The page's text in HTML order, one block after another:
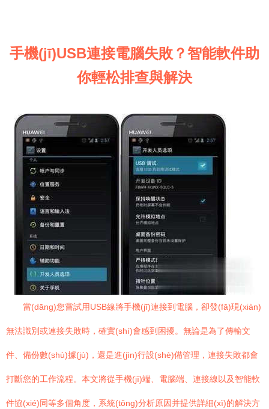
手機(jī)USB連接電腦失敗？智能軟件助
你輕松排查與解決
當(dāng)您嘗試用USB線將手機(jī)連接到電腦，卻發(fā)現(xiàn)
無法識別或連接失敗時，確實(shí)會感到困擾。無論是為了傳輸文
件、備份數(shù)據(jù)，還是進(jìn)行設(shè)備管理，連接失敗都會
打斷您的工作流程。本文將從手機(jī)端、電腦端、連接線以及智能軟
件協(xié)同等多個角度，系統(tǒng)分析原因并提供詳細(xì)的解決方